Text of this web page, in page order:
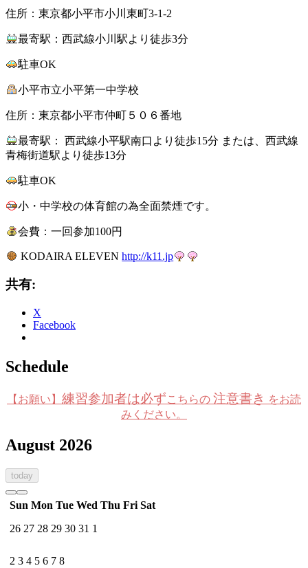
住所：東京都小平市小川東町3-1-2
最寄駅：西武線小川駅より徒歩3分
駐車OK
小平市立小平第一中学校
住所：東京都小平市仲町５０６番地
最寄駅： 西武線小平駅南口より徒歩15分 または、西武線
青梅街道駅より徒歩13分
駐車OK
小・中学校の体育館の為全面禁煙です。
会費：一回参加100円
KODAIRA ELEVENhttp://k11.jp
共有:
X
Facebook
Schedule
【お願い】 練習参加者は必ずこちらの 注意書き をお読
みください。
August 2026
today
Sun Mon Tue Wed Thu Fri Sat
26 27 28 29 30 31 1
2 3 4 5 6 7 8